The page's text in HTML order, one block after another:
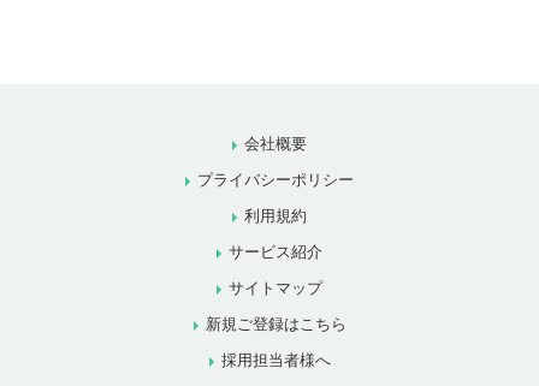
会社概要
プライバシーポリシー
利用規約
サービス紹介
サイトマップ
新規ご登録はこちら
採用担当者様へ